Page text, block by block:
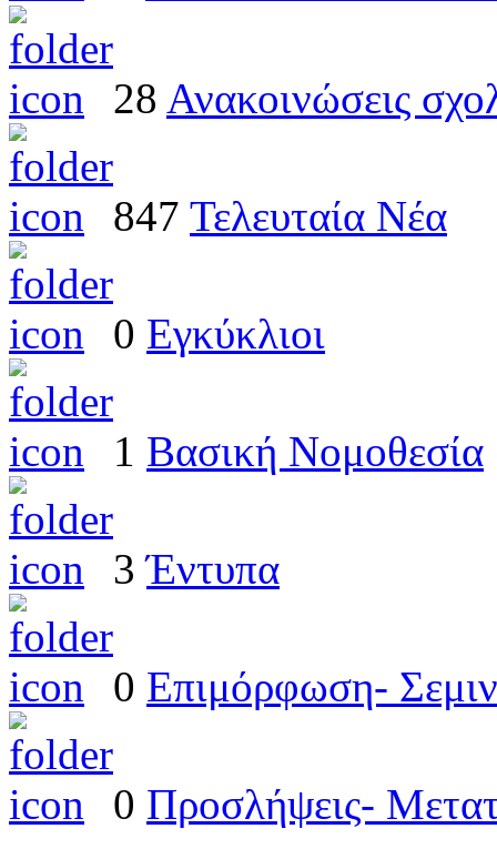
28 Ανακοινώσεις
847 Τελευταία Νέα
0 Εγκύκλιοι
1 Βασική Νομοθεσία
3 Έντυπα
0 Επιμόρφωση-
0 Προσλήψεις-